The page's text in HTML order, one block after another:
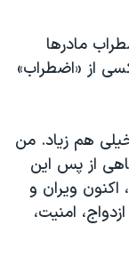
مادرها
از «اضطراب»
هم زیاد. من
از پس این
اکنون ویران و
امنیت،